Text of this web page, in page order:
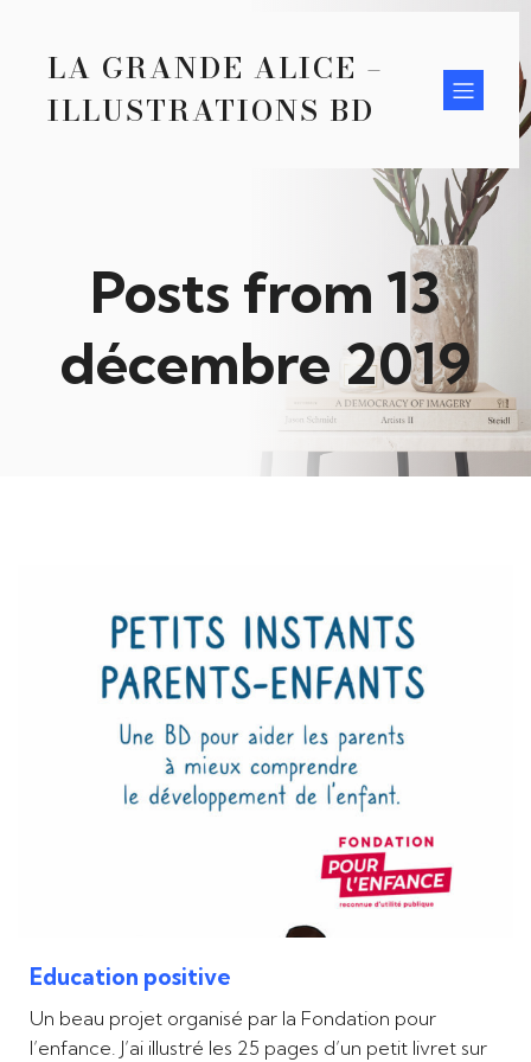
LA GRANDE ALICE –
ILLUSTRATIONS BD
Posts from 13
décembre 2019
Education positive
Un beau projet organisé par la Fondation pour
l’enfance. J’ai illustré les 25 pages d’un petit livret sur